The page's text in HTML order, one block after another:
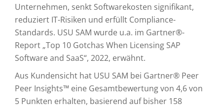
Unternehmen, senkt Softwarekosten signifikant,
reduziert IT-Risiken und erfüllt Compliance-
Standards. USU SAM wurde u.a. im Gartner®-
Report „Top 10 Gotchas When Licensing SAP
Software and SaaS“, 2022, erwähnt.
Aus Kundensicht hat USU SAM bei Gartner® Peer
Peer Insights™ eine Gesamtbewertung von 4,6 von
5 Punkten erhalten, basierend auf bisher 158